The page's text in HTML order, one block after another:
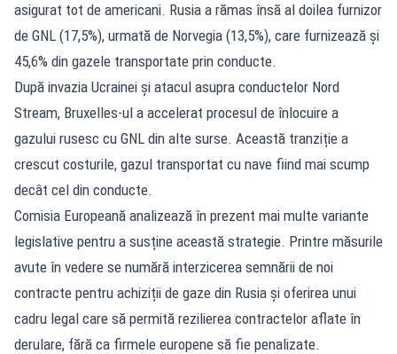
asigurat tot de americani. Rusia a rămas însă al doilea furnizor
de GNL (17,5%), urmată de Norvegia (13,5%), care furnizează și
45,6% din gazele transportate prin conducte.
După invazia Ucrainei și atacul asupra conductelor Nord
Stream, Bruxelles-ul a accelerat procesul de înlocuire a
gazului rusesc cu GNL din alte surse. Această tranziție a
crescut costurile, gazul transportat cu nave fiind mai scump
decât cel din conducte.
Comisia Europeană analizează în prezent mai multe variante
legislative pentru a susține această strategie. Printre măsurile
avute în vedere se numără interzicerea semnării de noi
contracte pentru achiziții de gaze din Rusia și oferirea unui
cadru legal care să permită rezilierea contractelor aflate în
derulare, fără ca firmele europene să fie penalizate.